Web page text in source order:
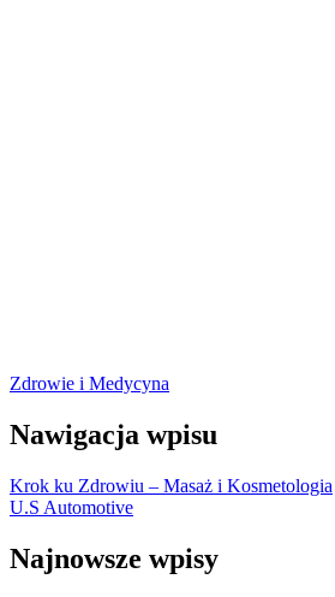
Zdrowie i Medycyna
Nawigacja wpisu
Krok ku Zdrowiu – Masaż i Kosmetologia
U.S Automotive
Najnowsze wpisy